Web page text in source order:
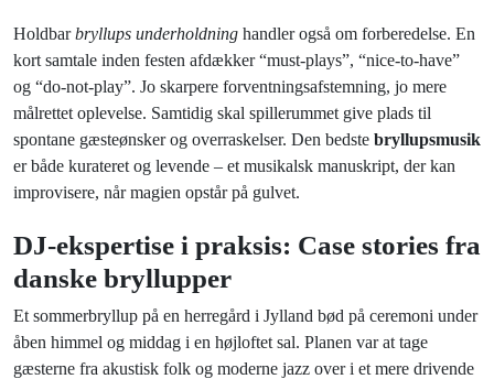
Holdbarbryllups underholdning handler også om forberedelse. En
kort samtale inden festen afdækker “must-plays”, “nice-to-have”
og “do-not-play”. Jo skarpere forventningsafstemning, jo mere
målrettet oplevelse. Samtidig skal spillerummet give plads til
spontane gæsteønsker og overraskelser. Den bedste bryllupsmusik
er både kurateret og levende – et musikalsk manuskript, der kan
improvisere, når magien opstår på gulvet.
DJ-ekspertise i praksis: Case stories fra
danske bryllupper
Et sommerbryllup på en herregård i Jylland bød på ceremoni under
åben himmel og middag i en højloftet sal. Planen var at tage
gæsterne fra akustisk folk og moderne jazz over i et mere drivende